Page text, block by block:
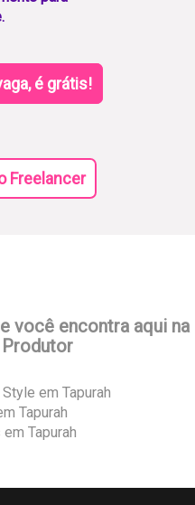
é grátis!
Freelancer
você encontra aqui na
em Tapurah
Tapurah
Tapurah